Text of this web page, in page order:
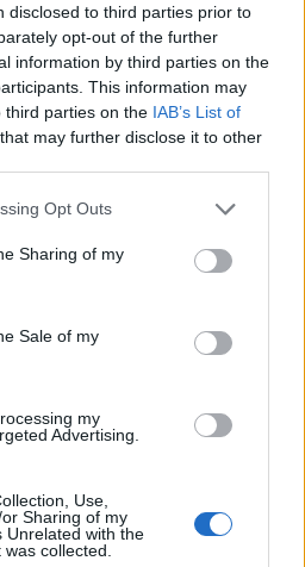
disclosed to third parties prior to
opt-out of the further
information by third parties on the
This information may
third parties on the IAB’s List of
that may further disclose it to other
app uses one or more Google
behaviour. You may click to
and its third-party tags to
purposes in below Google
Opt Outs
Sharing of my
Sale of my
my
Advertising.
Use,
Sharing of my
Unrelated with the
collected.
στο επίκεντρο
που αφορούν λιμενικές
ιδιαίτερα έντονη
συνεργασιών που
μετάβαση της
εξοικονόμησης
και η στρατηγική
Heavy Industries με
για την ανάπτυξη
πρόωσης στα πλοία της